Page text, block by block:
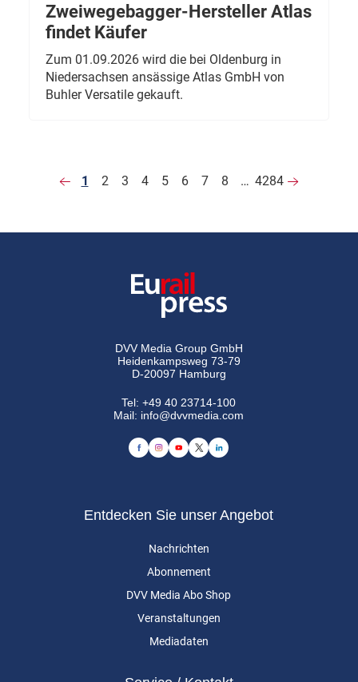
Zweiwegebagger-Hersteller Atlas
findet Käufer
Zum 01.09.2026 wird die bei Oldenburg in
Niedersachsen ansässige Atlas GmbH von
Buhler Versatile gekauft.
1 2 3 4 5 6 7 8 … 4284
DVV Media Group GmbH
Heidenkampsweg 73-79
D-20097 Hamburg
Tel:+49 40 23714-100
Mail: info@dvvmedia.com
Entdecken Sie unser Angebot
Nachrichten
Abonnement
DVV Media Abo Shop
Veranstaltungen
Mediadaten